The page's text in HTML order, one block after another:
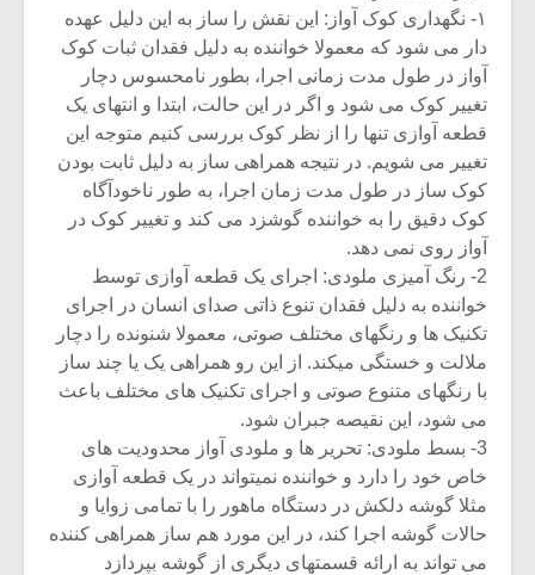
۱- نگهداری کوک آواز: این نقش را ساز به این دلیل عهده
دار می شود که معمولا خواننده به دلیل فقدان ثبات کوک
آواز در طول مدت زمانی اجرا، بطور نامحسوس دچار
تغییر کوک می شود و اگر در این حالت، ابتدا و انتهای یک
قطعه آوازی تنها را از نظر کوک بررسی کنیم متوجه این
تغییر می شویم. در نتیجه همراهی ساز به دلیل ثابت بودن
کوک ساز در طول مدت زمان اجرا، به طور ناخودآگاه
کوک دقیق را به خواننده گوشزد می کند و تغییر کوک در
آواز روی نمی دهد.
2- رنگ آمیزی ملودی: اجرای یک قطعه آوازی توسط
خواننده به دلیل فقدان تنوع ذاتی صدای انسان در اجرای
تکنیک ها و رنگهای مختلف صوتی، معمولا شنونده را دچار
ملالت و خستگی میکند. از این رو همراهی یک یا چند ساز
با رنگهای متنوع صوتی و اجرای تکنیک های مختلف باعث
می شود، این نقیصه جبران شود.
3- بسط ملودی: تحریر ها و ملودی آواز محدودیت های
خاص خود را دارد و خواننده نمیتواند در یک قطعه آوازی
مثلا گوشه دلکش در دستگاه ماهور را با تمامی زوایا و
حالات گوشه اجرا کند، در این مورد هم ساز همراهی کننده
می تواند به ارائه قسمتهای دیگری از گوشه بپردازد
یادداشتی بر موسیقی
متن فیلم «متری
شیش و نیم»
اگر نمی توانی
مشهورترین باشی،
بدنام ترین باش
موسیقی
موسیقی